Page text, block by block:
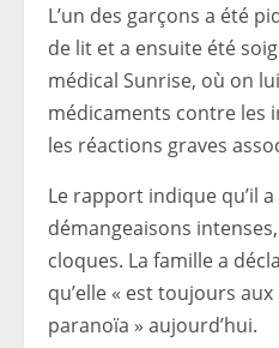
L’un des garçons a été
de lit et a ensuite été
médical Sunrise, où on
médicaments contre les
les réactions graves
Le rapport indique qu’il
démangeaisons
cloques. La famille a
qu’elle « est toujours
paranoïa » aujourd’hui.